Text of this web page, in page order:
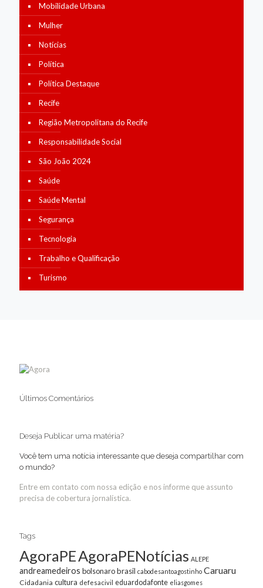
Mobilidade Urbana
Mulher
Notícias
Política
Política Destaque
Recife
Região Metropolitana do Recife
Responsabilidade Social
São João 2024
Saúde
Saúde Mental
Segurança
Tecnologia
Trabalho e Qualificação
Turismo
Últimos Comentários
Deseja Publicar uma matéria?
Você tem uma notícia interessante que deseja compartilhar com
o mundo?
Entre em contato com nossa edição e nos informe que assunto
precisa de cobertura jornalística.
Tags
AgoraPEAgoraPENotícias ALEPE
andreamedeiros bolsonarobrasil cabodesantoagostinho Caruaru
Cidadania cultura defesacivil eduardodafonte eliasgomes